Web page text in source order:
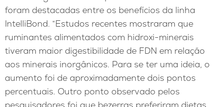
foram destacadas entre os benefícios da linha
IntelliBond. “Estudos recentes mostraram que
ruminantes alimentados com hidroxi-minerais
tiveram maior digestibilidade de FDN em relação
aos minerais inorgânicos. Para se ter uma ideia, o
aumento foi de aproximadamente dois pontos
percentuais. Outro ponto observado pelos
pesquisadores foi que bezerras preferiram dietas